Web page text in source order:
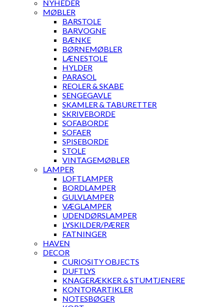
NYHEDER
MØBLER
BARSTOLE
BARVOGNE
BÆNKE
BØRNEMØBLER
LÆNESTOLE
HYLDER
PARASOL
REOLER & SKABE
SENGEGAVLE
SKAMLER & TABURETTER
SKRIVEBORDE
SOFABORDE
SOFAER
SPISEBORDE
STOLE
VINTAGEMØBLER
LAMPER
LOFTLAMPER
BORDLAMPER
GULVLAMPER
VÆGLAMPER
UDENDØRSLAMPER
LYSKILDER/PÆRER
FATNINGER
HAVEN
DECOR
CURIOSITY OBJECTS
DUFTLYS
KNAGERÆKKER & STUMTJENERE
KONTORARTIKLER
NOTESBØGER